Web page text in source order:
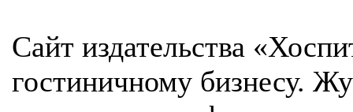
Сайт издательства
гостиничному бизнесу.